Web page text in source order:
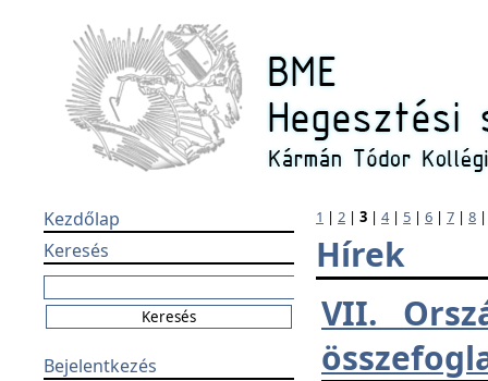
Kezdőlap
Keresés
Bejelentkezés
1 | 2 | 3 | 4| 5 | 6 | 7 | 8
Hírek
VII.